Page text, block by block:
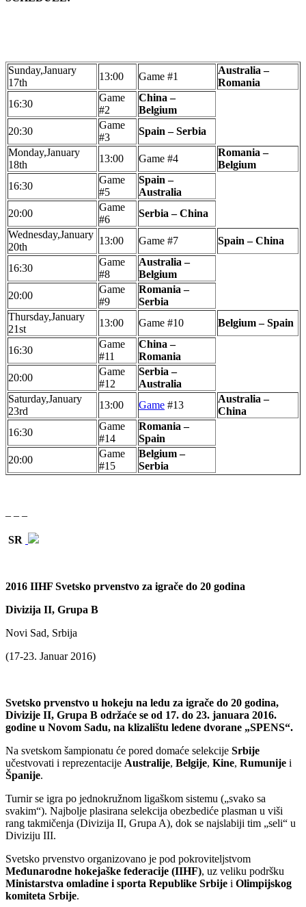
Sunday,January
17th
13:00 Game #1
Australia –
Romania
16:30
Game
#2
China –
Belgium
20:30
Game
#3
Spain – Serbia
Monday,January
18th
13:00 Game #4
Romania –
Belgium
16:30
Game
#5
Spain –
Australia
20:00
Game
#6
Serbia – China
Wednesday,January
20th
13:00 Game #7 Spain – China
16:30
Game
#8
Australia –
Belgium
20:00
Game
#9
Romania –
Serbia
Thursday,January
21st
13:00 Game #10 Belgium – Spain
16:30
Game
#11
China –
Romania
20:00
Game
#12
Serbia –
Australia
Saturday,January
23rd
13:00 Game #13
Australia –
China
16:30
Game
#14
Romania –
Spain
20:00
Game
#15
Belgium –
Serbia
– – –
SR
2016 IIHF Svetsko prvenstvo za igrače do 20 godina
Divizija II, Grupa B
Novi Sad, Srbija
(17-23. Januar 2016)
Svetsko prvenstvo u hokeju na ledu za igrače do 20 godina,
Divizije II, Grupa B održaće se od 17. do 23. januara 2016.
godine u Novom Sadu, na klizalištu ledene dvorane „SPENS“.
Na svetskom šampionatu će pored domaće selekcije Srbije
učestvovati i reprezentacije Australije, Belgije, Kine, Rumunije i
Španije.
Turnir se igra po jednokružnom ligaškom sistemu („svako sa
svakim“). Najbolje plasirana selekcija obezbediće plasman u viši
rang takmičenja (Divizija II, Grupa A), dok se najslabiji tim „seli“ u
Diviziju III.
Svetsko prvenstvo organizovano je pod pokroviteljstvom
Međunarodne hokejaške federacije (IIHF), uz veliku podršku
Ministarstva omladine i sporta Republike Srbije i Olimpijskog
komiteta Srbije.